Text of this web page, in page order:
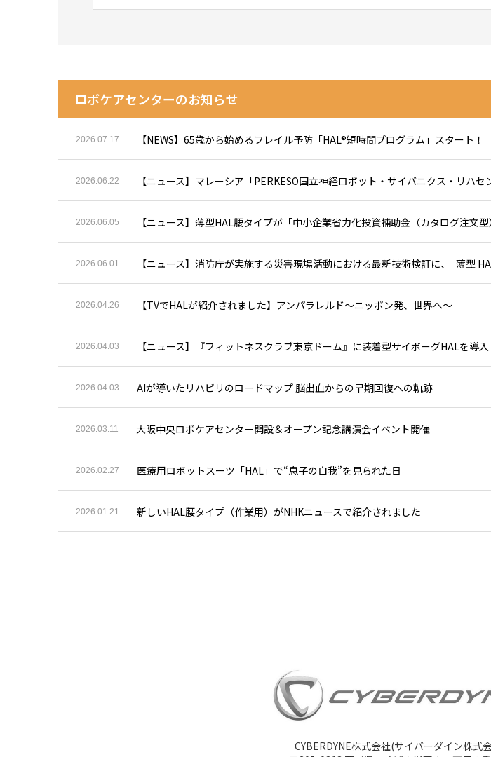
ロボケアセンターのお知らせ
2026.07.17 【NEWS】65歳から始めるフレイル予防「HAL®短時間プログラム」スタート！
2026.06.22 【ニュース】マレーシア「PERKESO国立神経ロボット・サイバニクス・リハセ
2026.06.05 【ニュース】薄型HAL腰タイプが「中小企業省力化投資補助金（カタログ注文
2026.06.01 【ニュース】消防庁が実施する災害現場活動における最新技術検証に、 薄型
2026.04.26 【TVでHALが紹介されました】アンパラレルド～ニッポン発、世界へ～
2026.04.03 【ニュース】『フィットネスクラブ東京ドーム』に装着型サイボーグHALを導入
2026.04.03 AIが導いたリハビリのロードマップ 脳出血からの早期回復への軌跡
2026.03.11 大阪中央ロボケアセンター開設＆オープン記念講演会イベント開催
2026.02.27 医療用ロボットスーツ「HAL」で“息子の自我”を見られた日
2026.01.21 新しいHAL腰タイプ（作業用）がNHKニュースで紹介されました
CYBERDYNE株式会社(サイバーダイン株式